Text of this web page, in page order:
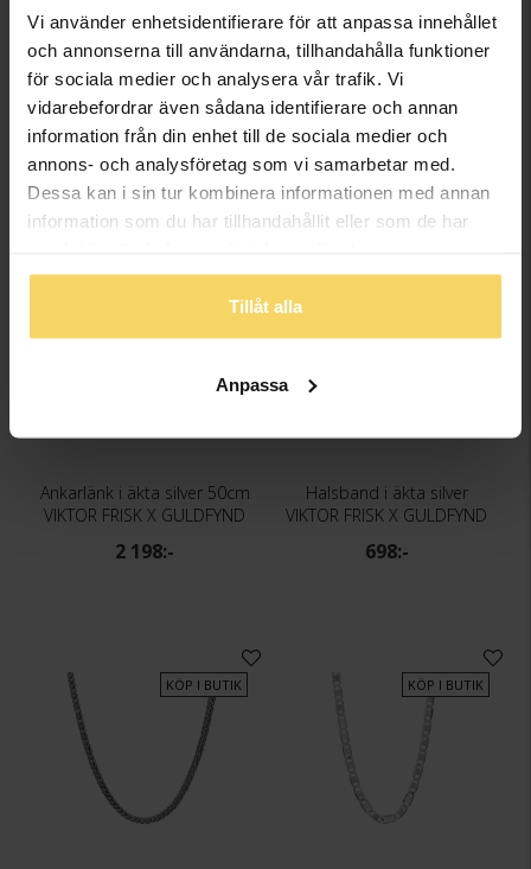
Vi använder enhetsidentifierare för att anpassa innehållet
och annonserna till användarna, tillhandahålla funktioner
för sociala medier och analysera vår trafik. Vi
vidarebefordrar även sådana identifierare och annan
information från din enhet till de sociala medier och
annons- och analysföretag som vi samarbetar med.
Dessa kan i sin tur kombinera informationen med annan
information som du har tillhandahållit eller som de har
Tillåt alla
Anpassa
Halsband i äkta silver 55cm
VIKTOR FRISK X GULDFYND
998:-
VIKTOR FRISK X GULDFYND
1 298:-
Ankarlänk i äkta silver 50cm
VIKTOR FRISK X GULDFYND
2 198:-
Halsband i äkta silver
VIKTOR FRISK X GULDFYND
698:-
KÖP I BUTIK KÖP I BUTIK